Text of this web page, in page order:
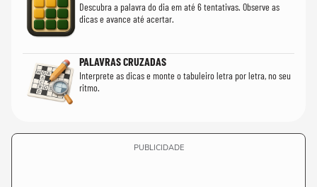
Descubra a palavra do dia em até 6 tentativas. Observe as
dicas e avance até acertar.
PALAVRAS CRUZADAS
Interprete as dicas e monte o tabuleiro letra por letra, no seu
ritmo.
PUBLICIDADE